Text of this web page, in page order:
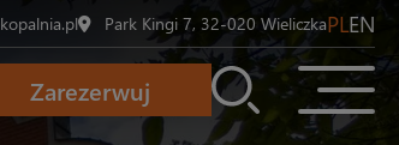
Park Kingi 7, 32-020 Wieliczka EN
PL
Zarezerwuj